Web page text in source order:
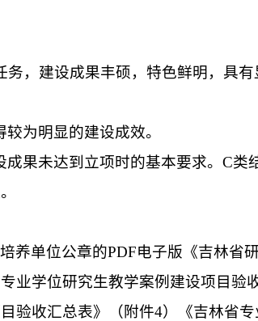
，建设成果丰硕，特色鲜明，具有
为明显的建设成效。
果未达到立项时的基本要求。 C类
养单位公章的PDF电子版《吉林省
业学位研究生教学案例建设项目验
验收汇总表》（附件4）《吉林省